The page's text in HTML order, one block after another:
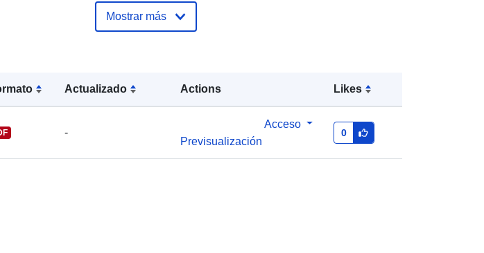
Actualizado Actions Likes
-
Acceso
Previsualización
0
contacto:
Statistiek - Statistics Belgium)
Dirección de correo electrónico:
mailto:statbel@economie.fgov.be
URL: https://statbel.fgov.be/de
https://statbel.fgov.be/nl
Mostrar más